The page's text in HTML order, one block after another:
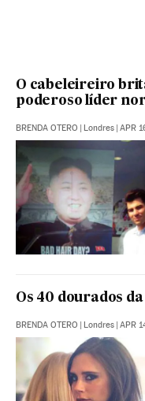
O cabeleireiro
poderoso líder
BRENDA OTERO | Londres | APR
Os 40 dourados da
BRENDA OTERO | Londres | APR